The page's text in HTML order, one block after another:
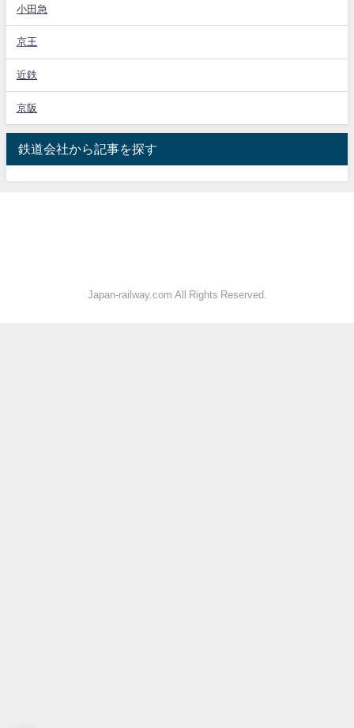
小田急
京王
近鉄
京阪
鉄道会社から記事を探す
Japan-railway.com All Rights Reserved.